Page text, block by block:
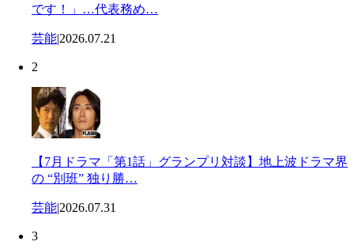
です！」…代表務め…
芸能|2026.07.21
2
【7月ドラマ「第1話」グランプリ対談】地上波ドラマ界
の “別班” 独り勝…
芸能|2026.07.31
3